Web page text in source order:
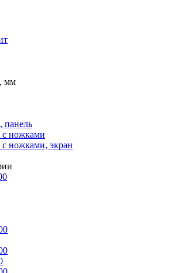
мм
панель
с ножками
с ножками, экран